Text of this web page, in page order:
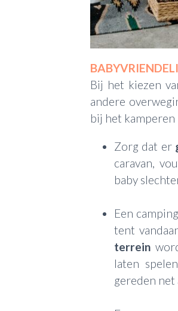
Bij het kiezen
andere
bij het kamperen
Zorg dat er
caravan,
baby
Een
tent
terrein
laten
gereden net